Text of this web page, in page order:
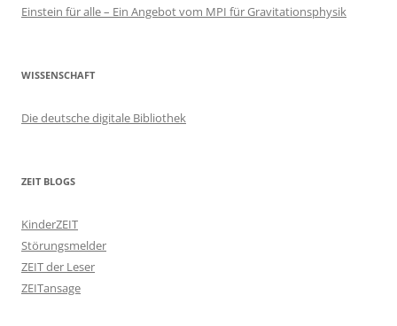
Einstein für alle – Ein Angebot vom MPI für Gravitationsphysik
WISSENSCHAFT
Die deutsche digitale Bibliothek
ZEIT BLOGS
KinderZEIT
Störungsmelder
ZEIT der Leser
ZEITansage